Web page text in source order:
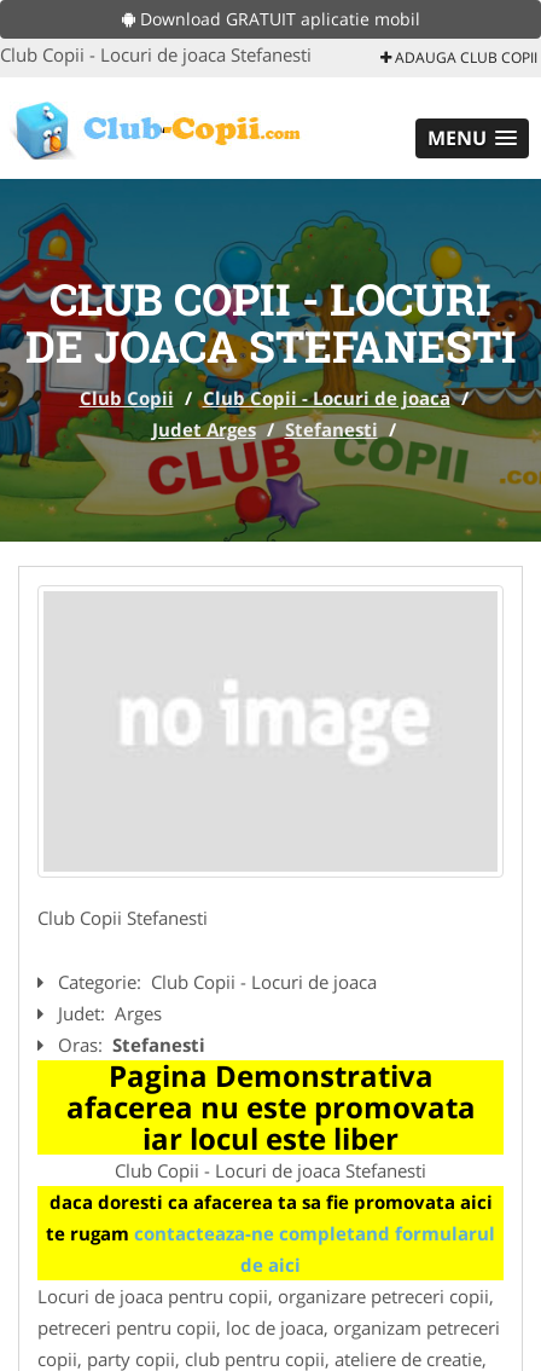
Download GRATUIT aplicatie mobil
Club Copii - Locuri de joaca Stefanesti ADAUGA CLUB COPII
MENU
CLUB COPII - LOCURI
DE JOACA STEFANESTI
Club Copii / Club Copii - Locuri de joaca /
Judet Arges / Stefanesti /
Club Copii Stefanesti
Categorie: Club Copii - Locuri de joaca
Judet: Arges
Oras: Stefanesti
Pagina Demonstrativa
afacerea nu este promovata
iar locul este liber
Club Copii - Locuri de joaca Stefanesti
daca doresti ca afacerea ta sa fie promovata aici
te rugam contacteaza-ne completand formularul
de aici
Locuri de joaca pentru copii, organizare petreceri copii,
petreceri pentru copii, loc de joaca, organizam petreceri
copii, party copii, club pentru copii, ateliere de creatie,